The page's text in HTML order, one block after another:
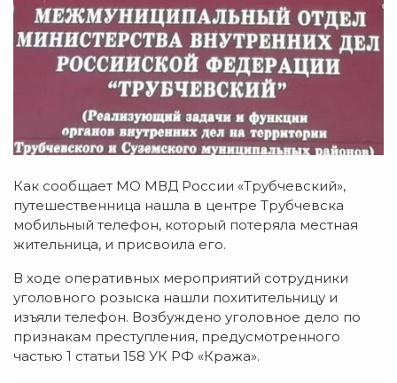
Как сообщает МО МВД России «Трубчевский»,
путешественница нашла в центре Трубчевска
мобильный телефон, который потеряла местная
жительница, и присвоила его.
В ходе оперативных мероприятий сотрудники
уголовного розыска нашли похитительницу и
изъяли телефон. Возбуждено уголовное дело по
признакам преступления, предусмотренного
частью 1 статьи 158 УК РФ «Кража».